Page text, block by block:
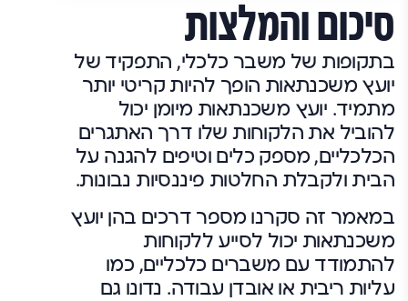
סיכום והמלצות
בתקופות של משבר כלכלי, התפקיד של
יועץ משכנתאות הופך להיות קריטי יותר
מתמיד. יועץ משכנתאות מיומן יכול
להוביל את הלקוחות שלו דרך האתגרים
הכלכליים, מספק כלים וטיפים להגנה על
הבית ולקבלת החלטות פיננסיות נבונות.
במאמר זה סקרנו מספר דרכים בהן יועץ
משכנתאות יכול לסייע ללקוחות
להתמודד עם משברים כלכליים, כמו
עליות ריבית או אובדן עבודה. נדונו גם